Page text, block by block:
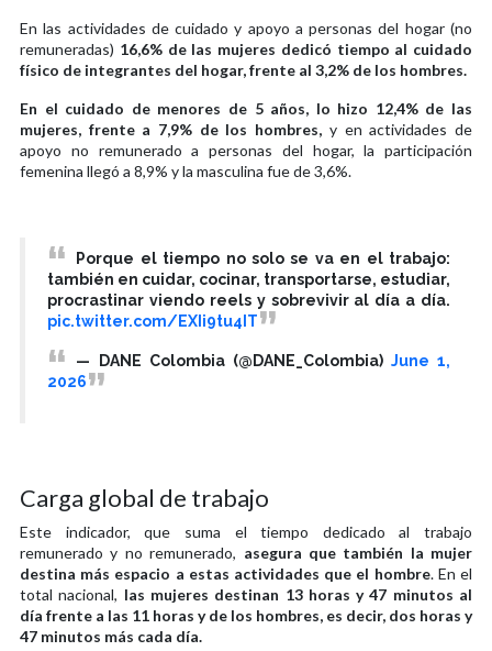
En las actividades de cuidado y apoyo a personas del hogar (no
remuneradas) 16,6% de las mujeres dedicó tiempo al cuidado
físico de integrantes del hogar, frente al 3,2% de los hombres.
En el cuidado de menores de 5 años, lo hizo 12,4% de las
mujeres, frente a 7,9% de los hombres, y en actividades de
apoyo no remunerado a personas del hogar, la participación
femenina llegó a 8,9% y la masculina fue de 3,6%.
Porque el tiempo no solo se va en el trabajo:
también en cuidar, cocinar, transportarse, estudiar,
procrastinar viendo reels y sobrevivir al día a día.
pic.twitter.com/EXIi9tu4IT
— DANE Colombia (@DANE_Colombia) June 1,
2026
Carga global de trabajo
Este indicador, que suma el tiempo dedicado al trabajo
remunerado y no remunerado, asegura que también la mujer
destina más espacio a estas actividades que el hombre. En el
total nacional, las mujeres destinan 13 horas y 47 minutos al
día frente a las 11 horas y de los hombres, es decir, dos horas y
47 minutos más cada día.